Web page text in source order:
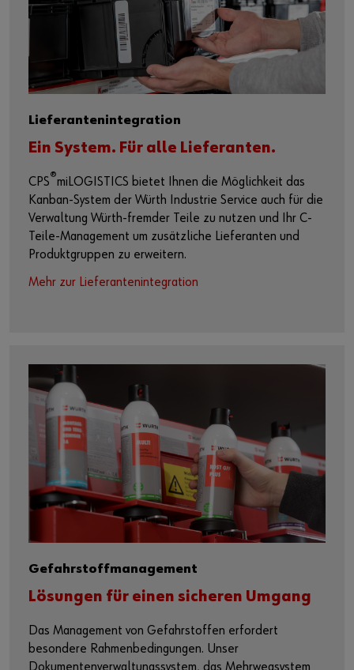
Lieferantenintegration
Ein System. Für alle Lieferanten.
CPS®miLOGISTICS bietet Ihnen die Möglichkeit das
Kanban-System der Würth Industrie Service auch für die
Verwaltung Würth-fremder Teile zu nutzen und Ihr C-
Teile-Management um zusätzliche Lieferanten und
Produktgruppen zu erweitern.
Mehr zur Lieferantenintegration
Gefahrstoffmanagement
Lösungen für einen sicheren Umgang
Das Management von Gefahrstoffen erfordert
besondere Rahmenbedingungen. Unser
Dokumentenverwaltungssystem, das Mehrwegsystem